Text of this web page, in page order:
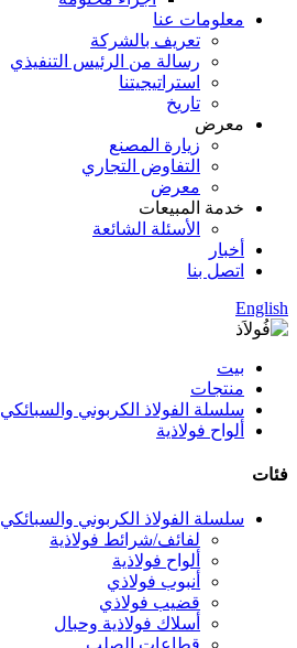
معلومات عنا
تعريف بالشركة
رسالة من الرئيس التنفيذي
استراتيجيتنا
تاريخ
معرض
زيارة المصنع
التفاوض التجاري
معرض
خدمة المبيعات
الأسئلة الشائعة
أخبار
اتصل بنا
English
بيت
منتجات
سلسلة الفولاذ الكربوني والسبائكي
ألواح فولاذية
فئات
سلسلة الفولاذ الكربوني والسبائكي
لفائف/شرائط فولاذية
ألواح فولاذية
أنبوب فولاذي
قضيب فولاذي
أسلاك فولاذية وحبال